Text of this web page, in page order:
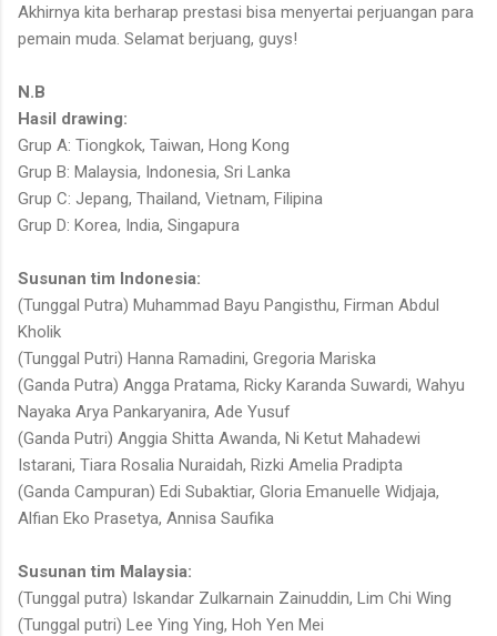
Akhirnya kita berharap prestasi bisa menyertai perjuangan para
pemain muda. Selamat berjuang, guys!
N.B
Hasil drawing:
Grup A: Tiongkok, Taiwan, Hong Kong
Grup B: Malaysia, Indonesia, Sri Lanka
Grup C: Jepang, Thailand, Vietnam, Filipina
Grup D: Korea, India, Singapura
Susunan tim Indonesia:
(Tunggal Putra) Muhammad Bayu Pangisthu, Firman Abdul
Kholik
(Tunggal Putri) Hanna Ramadini, Gregoria Mariska
(Ganda Putra) Angga Pratama, Ricky Karanda Suwardi, Wahyu
Nayaka Arya Pankaryanira, Ade Yusuf
(Ganda Putri) Anggia Shitta Awanda, Ni Ketut Mahadewi
Istarani, Tiara Rosalia Nuraidah, Rizki Amelia Pradipta
(Ganda Campuran) Edi Subaktiar, Gloria Emanuelle Widjaja,
Alfian Eko Prasetya, Annisa Saufika
Susunan tim Malaysia:
(Tunggal putra) Iskandar Zulkarnain Zainuddin, Lim Chi Wing
(Tunggal putri) Lee Ying Ying, Hoh Yen Mei